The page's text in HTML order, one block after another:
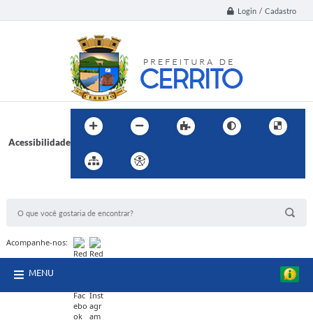
Login / Cadastro
Acessibilidade
Acompanhe-nos:
MENU